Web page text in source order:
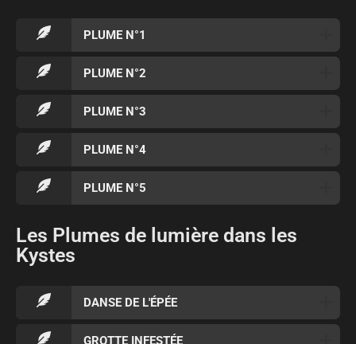
PLUME N°1
PLUME N°2
PLUME N°3
PLUME N°4
PLUME N°5
Les Plumes de lumière dans les
Kystes
DANSE DE L'ÉPÉE
GROTTE INFESTÉE